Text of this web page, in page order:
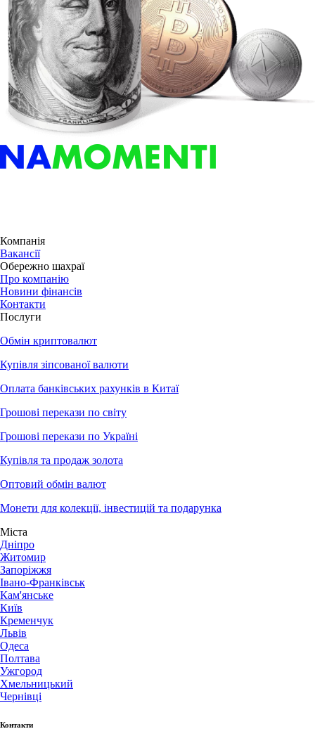
Компанія
Вакансії
Обережно шахраї
Про компанію
Новини фінансів
Контакти
Послуги
Обмін криптовалют
Купівля зіпсованої валюти
Оплата банківських рахунків в Китаї
Грошові перекази по світу
Грошові перекази по Україні
Купівля та продаж золота
Оптовий обмін валют
Монети для колекції, інвестицій та подарунка
Міста
Дніпро
Житомир
Запоріжжя
Івано-Франківськ
Кам'янське
Київ
Кременчук
Львів
Одеса
Полтава
Ужгород
Хмельницький
Чернівці
Контакти